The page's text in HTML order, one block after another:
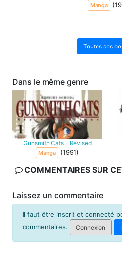
Manga
Toutes ses
Dans le même genre
Gunsmith Cats - Revised
Manga (1991)
COMMENTAIRES SUR
Laissez un commentaire
Il faut être inscrit et connecté
commentaires.
Connexion